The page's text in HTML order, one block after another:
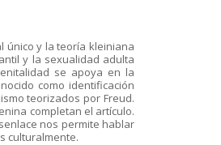
único y la teoría kleiniana
y la sexualidad adulta
se apoya en la
como identificación
teorizados por Freud.
completan el artículo.
nos permite hablar
culturalmente.